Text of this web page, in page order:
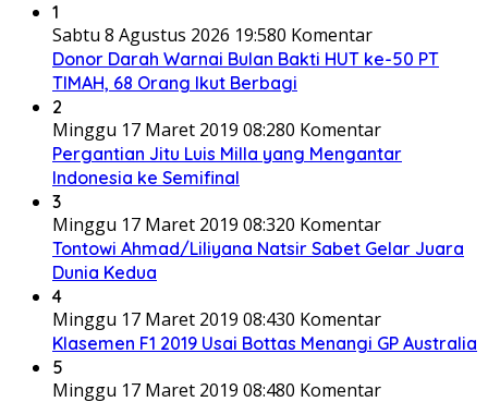
1
Sabtu 8 Agustus 2026 19:580 Komentar
Donor Darah Warnai Bulan Bakti HUT ke-50 PT
TIMAH, 68 Orang Ikut Berbagi
2
Minggu 17 Maret 2019 08:280 Komentar
Pergantian Jitu Luis Milla yang Mengantar
Indonesia ke Semifinal
3
Minggu 17 Maret 2019 08:320 Komentar
Tontowi Ahmad/Liliyana Natsir Sabet Gelar Juara
Dunia Kedua
4
Minggu 17 Maret 2019 08:430 Komentar
Klasemen F1 2019 Usai Bottas Menangi GP Australia
5
Minggu 17 Maret 2019 08:480 Komentar